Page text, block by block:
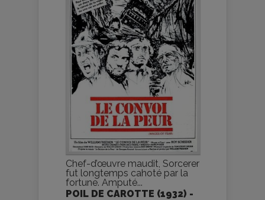
Chef-d’œuvre maudit, Sorcerer
fut longtemps cahoté par la
fortune. Amputé...
POIL DE CAROTTE (1932) -